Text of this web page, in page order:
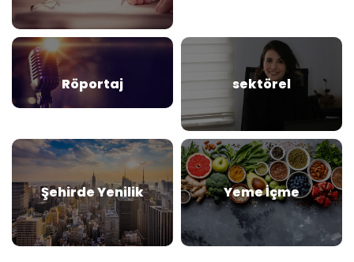
Röportaj sektörel
Şehirde Yenilik Yeme İçme